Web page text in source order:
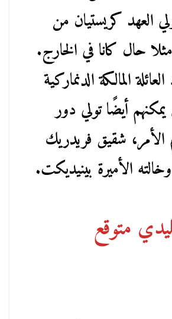
العهد كريستيان من
حال كانا في الخارج.
المالكة الدنماركية
أيضًا تولي دور
الأمر، شقيق فريدريك
الأميرة بينيديكت.
متوقع